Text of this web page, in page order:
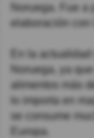
Noruega. Fue
elaboración con
En la
Noruega, ya
alimentos más
lo importa en
se consume
Europa.